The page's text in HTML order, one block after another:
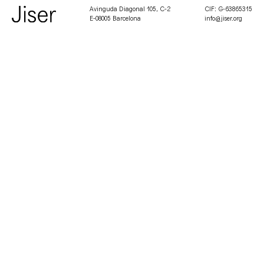
Avinguda Diagonal 105, C-2
E-08005 Barcelona
CIF: G-63865315
info@jiser.org